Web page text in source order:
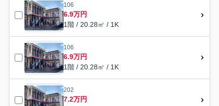
106
6.9万円
1階 / 20.28㎡ / 1K
106
6.9万円
1階 / 20.28㎡ / 1K
202
7.2万円